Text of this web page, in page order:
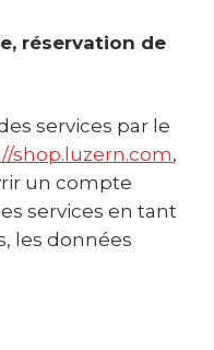
réservation de
services par le
shop.luzern.com,
un compte
services en tant
les données